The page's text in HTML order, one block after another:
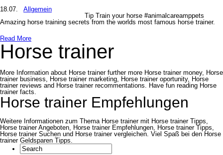
18.07.
Allgemein
Tip Train your horse #animalcareamppets
Amazing horse training secrets from the worlds most famous horse trainer.
Read More
Horse trainer
More Information about Horse trainer further more Horse trainer money, Horse
trainer business, Horse trainer marketing, Horse trainer oportunity, Horse
trainer reviews and Horse trainer recommentations. Have fun reading Horse
trainer facts.
Horse trainer Empfehlungen
Weitere Informationen zum Thema Horse trainer mit Horse trainer Tipps,
Horse trainer Angeboten, Horse trainer Empfehlungen, Horse trainer Tipps,
Horse trainer Suchen und Horse trainer vergleichen. Viel Spaß bei den Horse
trainer Geldsparen Tipps.